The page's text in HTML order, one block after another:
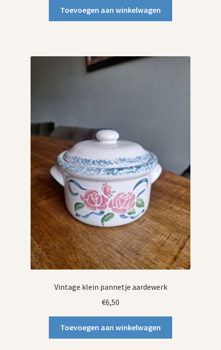
Toevoegen aan winkelwagen
Vintage klein pannetje aardewerk
€6,50
Toevoegen aan winkelwagen